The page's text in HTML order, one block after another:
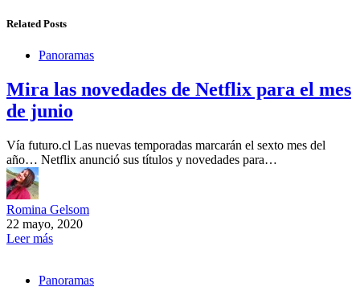
Related Posts
Panoramas
Mira las novedades de Netflix para el mes
de junio
Vía futuro.cl Las nuevas temporadas marcarán el sexto mes del
año… Netflix anunció sus títulos y novedades para…
Romina Gelsom
22 mayo, 2020
Leer más
Panoramas